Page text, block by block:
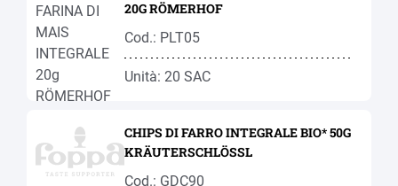
20G RÖMERHOF
Cod.: PLT05
Unità: 20 SAC
CHIPS DI FARRO INTEGRALE BIO* 50G
KRÄUTERSCHLÖSSL
Cod.: GDC90